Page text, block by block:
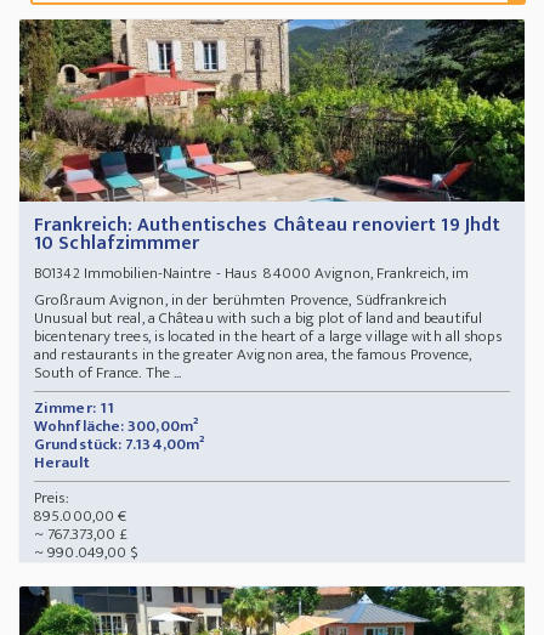
Frankreich: Authentisches Château renoviert 19 Jhdt
10 Schlafzimmmer
BO1342Immobilien-Naintre - Haus 84000 Avignon, Frankreich, im
Großraum Avignon, in der berühmten Provence, Südfrankreich
Unusual but real, a Château with such a big plot of land and beautiful
bicentenary trees, is located in the heart of a large village with all shops
and restaurants in the greater Avignon area, the famous Provence,
South of France. The ...
Zimmer: 11
Wohnfläche: 300,00m²
Grundstück: 7.134,00m²
Herault
Preis:
895.000,00 €
~ 767.373,00 £
~ 990.049,00 $